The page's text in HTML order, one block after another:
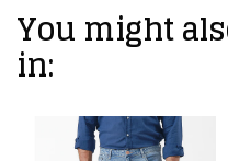
You might
in: